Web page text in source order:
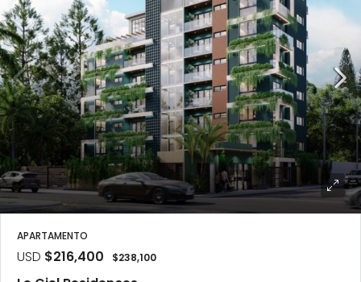
APARTAMENTO
USD $216,400 $238,100